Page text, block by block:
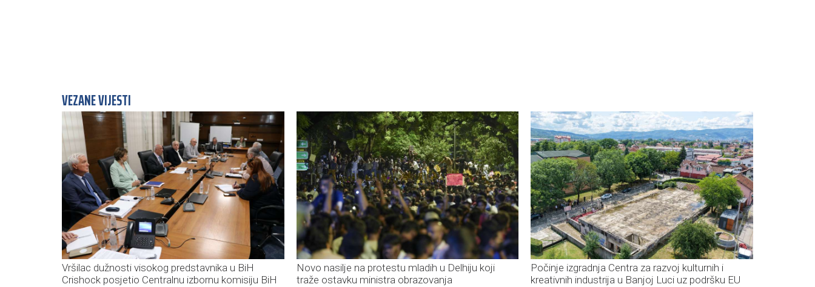
VEZANE VIJESTI
Vršilac dužnosti visokog predstavnika u BiH
Crishock posjetio Centralnu izbornu komisiju BiH
Novo nasilje na protestu mladih u Delhiju koji
traže ostavku ministra obrazovanja
Počinje izgradnja Centra za razvoj kulturnih i
kreativnih industrija u Banjoj Luci uz podršku EU